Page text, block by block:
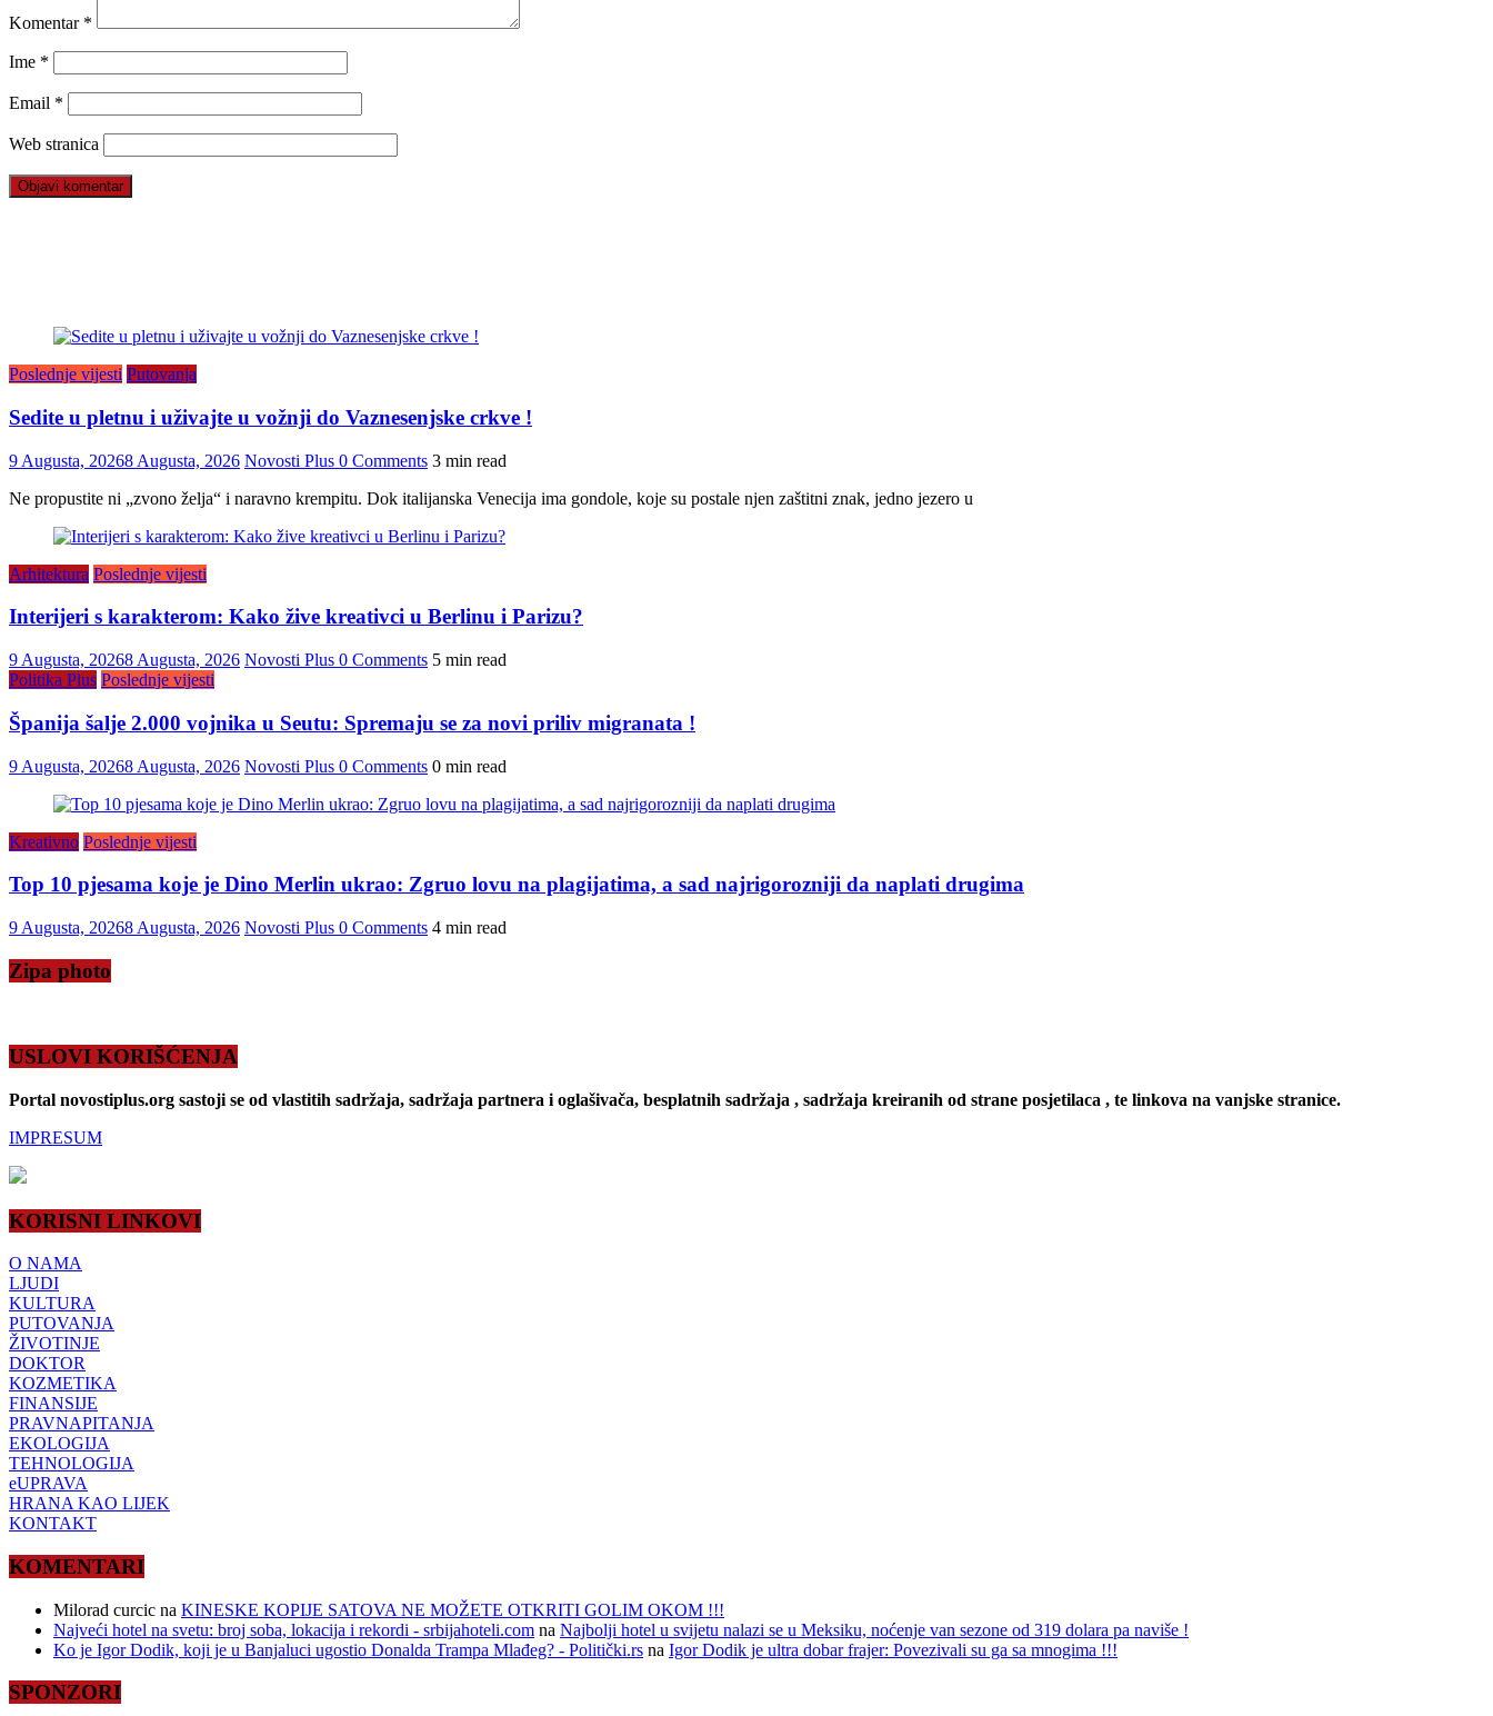
Komentar *
Ime *
Email *
Web stranica
Poslednje vijesti Putovanja
Sedite u pletnu i uživajte u vožnji do Vaznesenjske crkve !
9 Augusta, 20268 Augusta, 2026 Novosti Plus 0 Comments 3 min read
Ne propustite ni „zvono želja“ i naravno krempitu. Dok italijanska Venecija ima gondole, koje su postale njen zaštitni znak, jedno jezero u
Arhitektura Poslednje vijesti
Interijeri s karakterom: Kako žive kreativci u Berlinu i Parizu?
9 Augusta, 20268 Augusta, 2026 Novosti Plus 0 Comments 5 min read
Politika Plus Poslednje vijesti
Španija šalje 2.000 vojnika u Seutu: Spremaju se za novi priliv migranata !
9 Augusta, 20268 Augusta, 2026 Novosti Plus 0 Comments 0 min read
Kreativno Poslednje vijesti
Top 10 pjesama koje je Dino Merlin ukrao: Zgruo lovu na plagijatima, a sad najrigorozniji da naplati drugima
9 Augusta, 20268 Augusta, 2026 Novosti Plus 0 Comments 4 min read
Zipa photo
USLOVI KORIŠĆENJA
Portal novostiplus.org sastoji se od vlastitih sadržaja, sadržaja partnera i oglašivača, besplatnih sadržaja , sadržaja kreiranih od strane posjetilaca , te linkova na vanjske stranice.
IMPRESUM
KORISNI LINKOVI
O NAMA
LJUDI
KULTURA
PUTOVANJA
ŽIVOTINJE
DOKTOR
KOZMETIKA
FINANSIJE
PRAVNAPITANJA
EKOLOGIJA
TEHNOLOGIJA
eUPRAVA
HRANA KAO LIJEK
KONTAKT
KOMENTARI
Milorad curcic na KINESKE KOPIJE SATOVA NE MOŽETE OTKRITI GOLIM OKOM !!!
Najveći hotel na svetu: broj soba, lokacija i rekordi - srbijahoteli.com na Najbolji hotel u svijetu nalazi se u Meksiku, noćenje van sezone od 319 dolara pa naviše !
Ko je Igor Dodik, koji je u Banjaluci ugostio Donalda Trampa Mlađeg? - Politički.rs na Igor Dodik je ultra dobar frajer: Povezivali su ga sa mnogima !!!
SPONZORI